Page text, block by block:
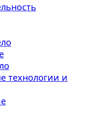
технологии и